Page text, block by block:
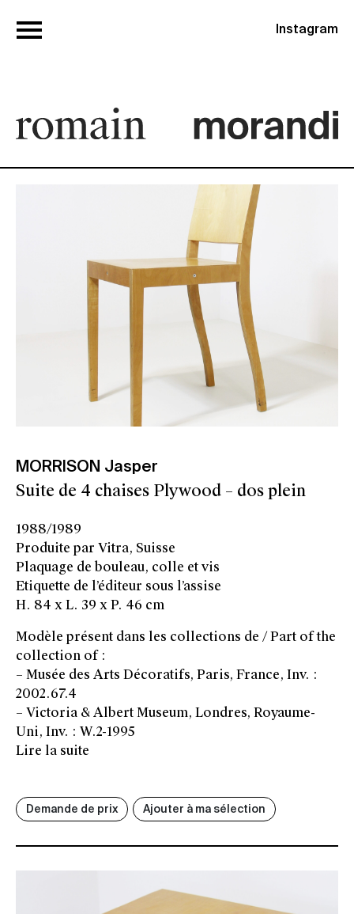
Instagram
MORRISON Jasper
Suite de 4 chaises Plywood – dos plein
1988/1989
Produite par Vitra, Suisse
Plaquage de bouleau, colle et vis
Etiquette de l’éditeur sous l’assise
H. 84 x L. 39 x P. 46 cm
Modèle présent dans les collections de / Part of the
collection of :
– Musée des Arts Décoratifs, Paris, France, Inv. :
2002.67.4
– Victoria & Albert Museum, Londres, Royaume-
Uni, Inv. : W.2-1995
Lire la suite
Demande de prix Ajouter à ma sélection